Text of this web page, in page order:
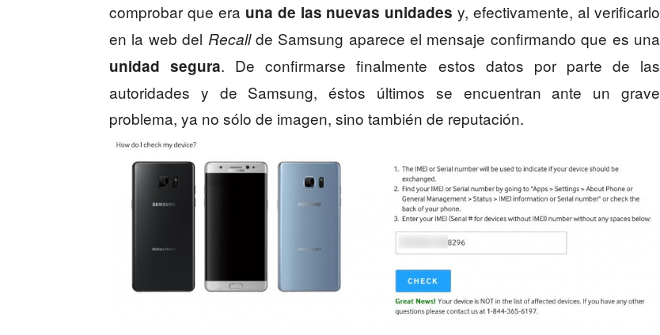
comprobar que era una de las nuevas unidades y, efectivamente, al verificarlo
en la web del Recallde Samsung aparece el mensaje confirmando que es una
unidad segura. De confirmarse finalmente estos datos por parte de las
autoridades y de Samsung, éstos últimos se encuentran ante un grave
problema, ya no sólo de imagen, sino también de reputación.